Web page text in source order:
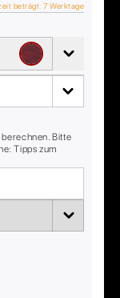
beträgt: 7 Werktage
Bitte
Tipps zum